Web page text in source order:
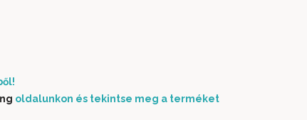
oldalunkon és tekintse meg a terméket